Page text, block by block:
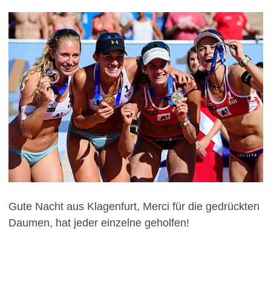
Gute Nacht aus Klagenfurt, Merci für die gedrückten
Daumen, hat jeder einzelne geholfen!